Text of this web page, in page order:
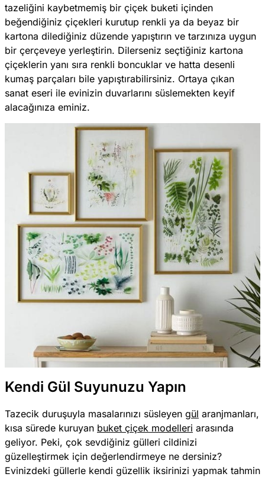
tazeliğini kaybetmemiş bir çiçek buketi içinden
beğendiğiniz çiçekleri kurutup renkli ya da beyaz bir
kartona dilediğiniz düzende yapıştırın ve tarzınıza uygun
bir çerçeveye yerleştirin. Dilerseniz seçtiğiniz kartona
çiçeklerin yanı sıra renkli boncuklar ve hatta desenli
kumaş parçaları bile yapıştırabilirsiniz. Ortaya çıkan
sanat eseri ile evinizin duvarlarını süslemekten keyif
alacağınıza eminiz.
Kendi Gül Suyunuzu Yapın
Tazecik duruşuyla masalarınızı süsleyen gül aranjmanları,
kısa sürede kuruyan buket çiçek modelleri arasında
geliyor. Peki, çok sevdiğiniz gülleri cildinizi
güzelleştirmek için değerlendirmeye ne dersiniz?
Evinizdeki güllerle kendi güzellik iksirinizi yapmak tahmin